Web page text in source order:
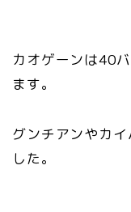
カオゲーンは40
ます。
グンチアンやカ
した。